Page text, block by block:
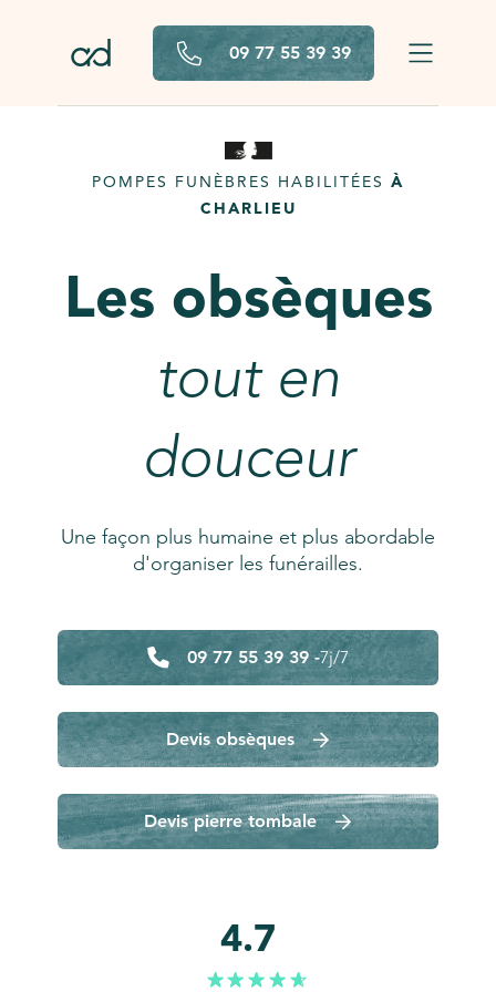
09 77 55 39 39
POMPES FUNÈBRES HABILITÉES À
CHARLIEU
Les obsèques
tout en
douceur
Une façon plus humaine et plus abordable
d'organiser les funérailles.
09 77 55 39 39 -7j/7
Devis obsèques
Devis pierre tombale
4.7